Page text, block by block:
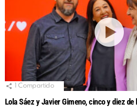
Compartido
Lola Sáez y Javier Gimeno, cinco y diez